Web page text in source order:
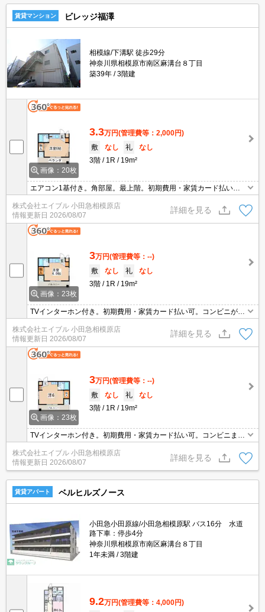
賃貸マンション ビレッジ福澤
相模線/下溝駅 徒歩29分
神奈川県相模原市南区麻溝台８丁目
築39年
3階建
画像：20枚
3.3万円(管理費等：2,000円)
敷
なし 礼
なし
3階
1R 19m²
エアコン1基付き。角部屋。最上階。初期費用・家賃カード払い
可。「エイブル学割」で仲介手数料家賃の0.55ヶ月分より10％ＯＦ
Ｆ。8月14日までにご成約の方、1ヶ月後から家賃発生。
株式会社エイブル 小田急相模原店
情報更新日 2026/08/07
詳細を見る
画像：23枚
3万円(管理費等：--)
敷
なし 礼
なし
3階
1R 19m²
TVインターホン付き。初期費用・家賃カード払い可。コンビニが近
く(115m)買物便利。スーパーへ1,100m。病院へ700m。引越指定業
者あり。8月14日までにご成約の方、1ヶ月後から家賃発生。
株式会社エイブル 小田急相模原店
情報更新日 2026/08/07
詳細を見る
画像：23枚
3万円(管理費等：--)
敷
なし 礼
なし
3階
1R 19m²
TVインターホン付き。初期費用・家賃カード払い可。コンビニまで
者あり。8月14日までにご成約の方、1ヶ月後から家賃発生。
株式会社エイブル 小田急相模原店
情報更新日 2026/08/07
詳細を見る
賃貸アパート ベルヒルズノース
小田急小田原線/小田急相模原駅 バス16分 水道
路下車：停歩4分
神奈川県相模原市南区麻溝台８丁目
1年未満
3階建
9.2万円(管理費等：4,000円)